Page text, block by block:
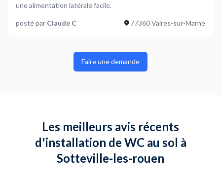
une alimentation latérale facile.
posté par Claude C 77360 Vaires-sur-Marne
Faire une demande
Les meilleurs avis récents
d'installation de WC au sol à
Sotteville-les-rouen